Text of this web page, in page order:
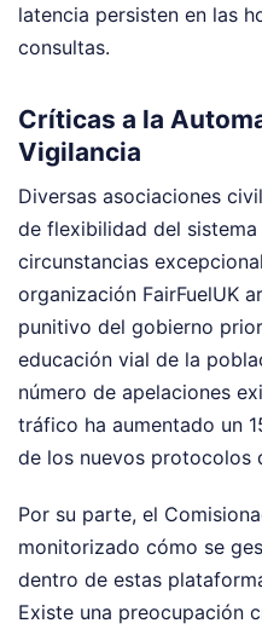
latencia persisten en las
consultas.
Críticas a la
Vigilancia
Diversas asociaciones
de flexibilidad del
circunstancias
organización FairFuelUK
punitivo del gobierno
educación vial de la
número de apelaciones
tráfico ha aumentado un
de los nuevos protocolos
Por su parte, el
monitorizado cómo se
dentro de estas
Existe una preocupación